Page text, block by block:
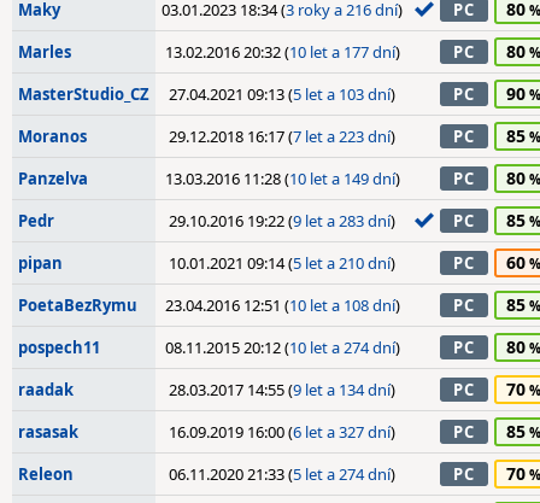
Maky 03.01.2023 18:34 (3 roky a 216 dní) PC 80
Marles 13.02.2016 20:32 (10 let a 177 dní) PC 80
MasterStudio_CZ 27.04.2021 09:13 (5 let a 103 dní) PC 90
Moranos 29.12.2018 16:17 (7 let a 223 dní) PC 85
Panzelva 13.03.2016 11:28 (10 let a 149 dní) PC 80
Pedr 29.10.2016 19:22 (9 let a 283 dní) PC 85
pipan 10.01.2021 09:14 (5 let a 210 dní) PC 60
PoetaBezRymu 23.04.2016 12:51 (10 let a 108 dní) PC 85
pospech11 08.11.2015 20:12 (10 let a 274 dní) PC 80
raadak 28.03.2017 14:55 (9 let a 134 dní) PC 70
rasasak 16.09.2019 16:00 (6 let a 327 dní) PC 85
Releon 06.11.2020 21:33 (5 let a 274 dní) PC 70